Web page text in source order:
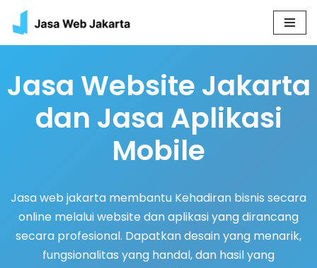
Skip
content
Jasa Website Jakarta
dan Jasa Aplikasi
Mobile
Jasa web jakarta membantu Kehadiran bisnis secara
online melalui website dan aplikasi yang dirancang
secara profesional. Dapatkan desain yang menarik,
fungsionalitas yang handal, dan hasil yang